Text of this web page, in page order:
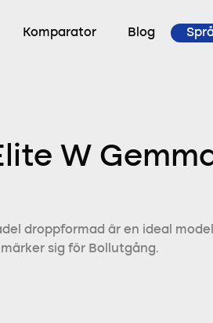
Komparator Blog
W
droppformad är en ideal
sig för Bollutgång.